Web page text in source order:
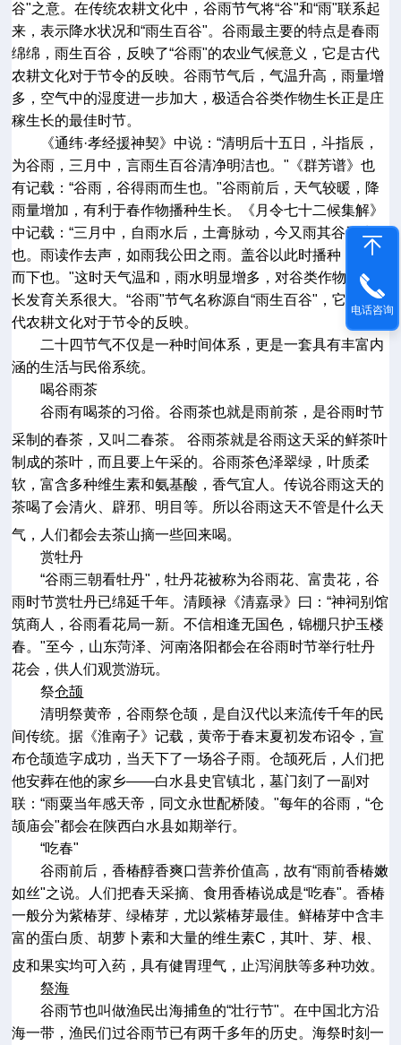
谷"之意。在传统农耕文化中，谷雨节气将“谷"和“雨"联系起
来，表示降水状况和“雨生百谷"。谷雨最主要的特点是春雨
绵绵，雨生百谷，反映了“谷雨"的农业气候意义，它是古代
农耕文化对于节令的反映。谷雨节气后，气温升高，雨量增
多，空气中的湿度进一步加大，极适合谷类作物生长正是庄
稼生长的最佳时节。
《通纬·孝经援神契》中说：“清明后十五日，斗指辰，
为谷雨，三月中，言雨生百谷清净明洁也。" 《群芳谱》也
有记载：“谷雨，谷得雨而生也。"谷雨前后，天气较暖，降
雨量增加，有利于春作物播种生长。《月令七十二候集解》
中记载：“三月中，自雨水后，土膏脉动，今又雨其谷于水
也。雨读作去声，如雨我公田之雨。盖谷以此时播种，自上
而下也。"这时天气温和，雨水明显增多，对谷类作物的生
长发育关系很大。“谷雨"节气名称源自“雨生百谷" ，它是古
代农耕文化对于节令的反映。
二十四节气不仅是一种时间体系，更是一套具有丰富内
涵的生活与民俗系统。
喝谷雨茶
谷雨有喝茶的习俗。谷雨茶也就是雨前茶，是谷雨时节
采制的春茶，又叫二春茶。
谷雨茶就是谷雨这天采的鲜茶叶
制成的茶叶，而且要上午采的。谷雨茶色泽翠绿，叶质柔
软，富含多种维生素和氨基酸，香气宜人。传说谷雨这天的
茶喝了会清火、辟邪、明目等。所以谷雨这天不管是什么天
气，人们都会去茶山摘一些回来喝。
赏牡丹
“谷雨三朝看牡丹" ，牡丹花被称为谷雨花、富贵花，谷
雨时节赏牡丹已绵延千年。清顾禄《清嘉录》曰：“神祠别馆
筑商人，谷雨看花局一新。不信相逢无国色，锦棚只护玉楼
春。"至今，山东菏泽、河南洛阳都会在谷雨时节举行牡丹
花会，供人们观赏游玩。
祭仓颉
清明祭黄帝，谷雨祭仓颉，是自汉代以来流传千年的民
间传统。据《淮南子》记载，黄帝于春末夏初发布诏令，宣
布仓颉造字成功，当天下了一场谷子雨。仓颉死后，人们把
他安葬在他的家乡——白水县史官镇北，墓门刻了一副对
联：“雨粟当年感天帝，同文永世配桥陵。"每年的谷雨，“仓
颉庙会"都会在陕西白水县如期举行。
“吃春"
谷雨前后，香椿醇香爽口营养价值高，故有“雨前香椿嫩
如丝"之说。人们把春天采摘、食用香椿说成是“吃春"。香椿
一般分为紫椿芽、绿椿芽，尤以紫椿芽最佳。鲜椿芽中含丰
富的蛋白质、胡萝卜素和大量的维生素C ，其叶、芽、根、
皮和果实均可入药，具有健胃理气，止泻润肤等多种功效。
祭海
谷雨节也叫做渔民出海捕鱼的“壮行节"。在中国北方沿
海一带，渔民们过谷雨节已有两千多年的历史。海祭时刻一
电话咨询